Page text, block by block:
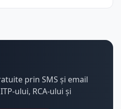
prin SMS și email
ului, RCA-ului și